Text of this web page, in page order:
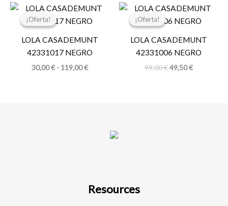
¡Oferta!
¡Oferta!
LOLA CASADEMUNT
42331017 NEGRO
30,00€ - 119,00€
Rango
precios:
30,00 €
hasta
¡Oferta!
¡Oferta!
LOLA CASADEMUNT
42331006 NEGRO
99,00€
El
original
99,00 €.
49,50€
El
actual
49,50 €.
Resources